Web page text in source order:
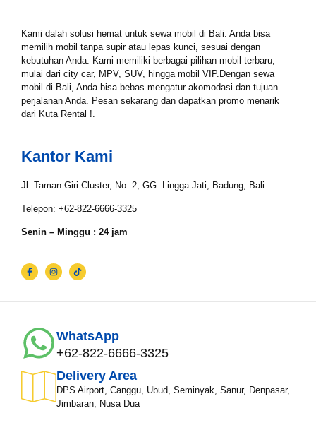
Kami dalah solusi hemat untuk sewa mobil di Bali. Anda bisa
memilih mobil tanpa supir atau lepas kunci, sesuai dengan
kebutuhan Anda. Kami memiliki berbagai pilihan mobil terbaru,
mulai dari city car, MPV, SUV, hingga mobil VIP.Dengan sewa
mobil di Bali, Anda bisa bebas mengatur akomodasi dan tujuan
perjalanan Anda. Pesan sekarang dan dapatkan promo menarik
dari Kuta Rental !.
Tgl Selesai*
Kantor Kami
Jl. Taman Giri Cluster, No. 2, GG. Lingga Jati, Badung, Bali
Telepon: +62-822-6666-3325
Senin – Minggu : 24 jam
WhatsApp
+62-822-6666-3325
Delivery Area
DPS Airport, Canggu, Ubud, Seminyak, Sanur, Denpasar,
Jimbaran, Nusa Dua